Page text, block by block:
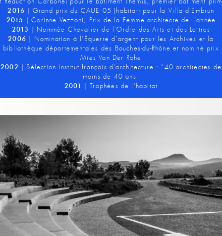
2016 | Grand prix du CAUE 05 (habitat) pour la Villa d’Embrun
2015 | Corinne Vezzoni, Prix de la Femme architecte de l’année
2013 | Nommée Chevalier de l’Ordre des Arts et des Lettres
2006 | Nomination à l’Équerre d’argent pour les Archives et la
bibliothèque départementales des Bouches-du-Rhône et nominé prix
Mies Van Der Rohe
2002 | Sélection Institut français d’architecture : “40 architectes de
moins de 40 ans”
2001 | Trophées de l’habitat